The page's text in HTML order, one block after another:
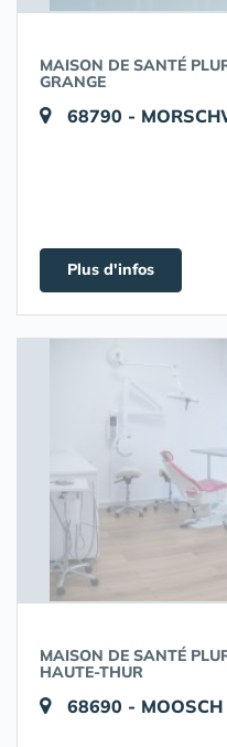
MAISON DE SANTÉ
GRANGE
68790 -
Plus d'infos
MAISON DE SANTÉ
HAUTE-THUR
68690 - MOOSCH